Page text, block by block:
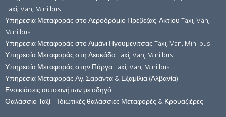
Taxi, Van, Mini bus
Υπηρεσία Μεταφοράς στο Αεροδρόμιο Πρέβεζας-Ακτίου Taxi, Van,
Mini bus
Υπηρεσία Μεταφοράς στο Λιμάνι Ηγουμενίτσας Taxi, Van, Mini bus
Υπηρεσία Μεταφοράς στη Λευκάδα Taxi, Van, Mini bus
Υπηρεσία Μεταφοράς στην Πάργα Taxi, Van, Mini bus
Υπηρεσία Μεταφοράς Αγ. Σαράντα & Εξαμίλια (Αλβανία)
Ενοικιάσεις αυτοκινήτων με οδηγό
Θαλάσσιο Ταξί – Ιδιωτικές θαλάσσιες Μεταφορές & Κρουαζιέρες